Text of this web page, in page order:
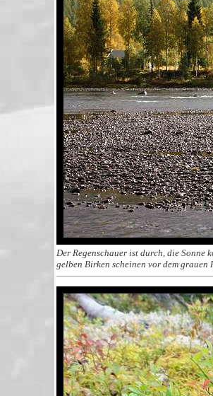
Der Regenschauer ist durch, die Sonne
gelben Birken scheinen vor dem grauen